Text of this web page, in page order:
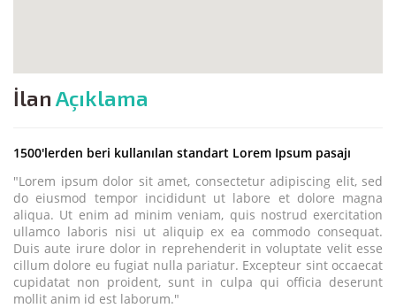
İlan Açıklama
1500'lerden beri kullanılan standart Lorem Ipsum pasajı
"Lorem ipsum dolor sit amet, consectetur adipiscing elit, sed
do eiusmod tempor incididunt ut labore et dolore magna
aliqua. Ut enim ad minim veniam, quis nostrud exercitation
ullamco laboris nisi ut aliquip ex ea commodo consequat.
Duis aute irure dolor in reprehenderit in voluptate velit esse
cillum dolore eu fugiat nulla pariatur. Excepteur sint occaecat
cupidatat non proident, sunt in culpa qui officia deserunt
mollit anim id est laborum."